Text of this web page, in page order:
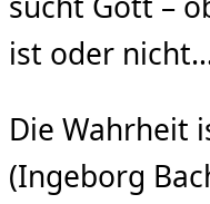
ist oder
Die Wahrheit
(Ingeborg